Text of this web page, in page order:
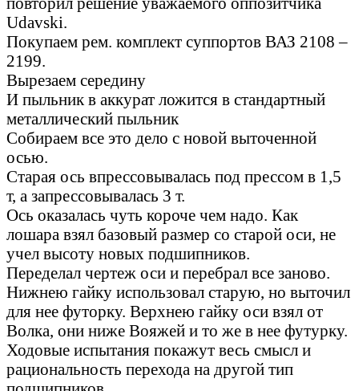
Udavski.
Покупаем рем. комплект суппортов ВАЗ 2108 –
2199.
Вырезаем середину
И пыльник в аккурат ложится в стандартный
металлический пыльник
Собираем все это дело с новой выточенной
осью.
Старая ось впрессовывалась под прессом в 1,5
т, а запрессовывалась 3 т.
Ось оказалась чуть короче чем надо. Как
лошара взял базовый размер со старой оси, не
учел высоту новых подшипников.
Переделал чертеж оси и перебрал все заново.
Нижнею гайку использовал старую, но выточил
для нее футорку. Верхнею гайку оси взял от
Волка, они ниже Вояжей и то же в нее футурку.
Ходовые испытания покажут весь смысл и
рациональность перехода на другой тип